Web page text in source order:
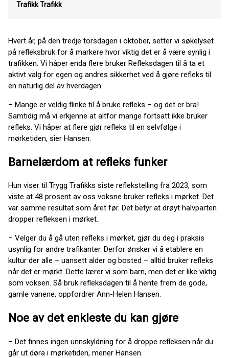
Trafikk Trafikk
Hvert år, på den tredje torsdagen i oktober, setter vi søkelyset
på refleksbruk for å markere hvor viktig det er å være synlig i
trafikken. Vi håper enda flere bruker Refleksdagen til å ta et
aktivt valg for egen og andres sikkerhet ved å gjøre refleks til
en naturlig del av hverdagen.
– Mange er veldig flinke til å bruke refleks – og det er bra!
Samtidig må vi erkjenne at altfor mange fortsatt ikke bruker
refleks. Vi håper at flere gjør refleks til en selvfølge i
mørketiden, sier Hansen.
Barnelærdom at refleks funker
Hun viser til Trygg Trafikks siste reflekstelling fra 2023, som
viste at 48 prosent av oss voksne bruker refleks i mørket. Det
var samme resultat som året før. Det betyr at drøyt halvparten
dropper refleksen i mørket.
– Velger du å gå uten refleks i mørket, gjør du deg i praksis
usynlig for andre trafikanter. Derfor ønsker vi å etablere en
kultur der alle – uansett alder og bosted – alltid bruker refleks
når det er mørkt. Dette lærer vi som barn, men det er like viktig
som voksen. Så bruk refleksdagen til å hente frem de gode,
gamle vanene, oppfordrer Ann-Helen Hansen.
Noe av det enkleste du kan gjøre
– Det finnes ingen unnskyldning for å droppe refleksen når du
går ut døra i mørketiden, mener Hansen.